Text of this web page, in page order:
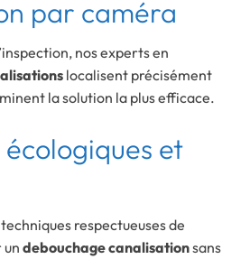
par caméra
nos experts en
localisent précisément
la solution la plus efficace.
et
respectueuses de
un debouchage canalisationsans